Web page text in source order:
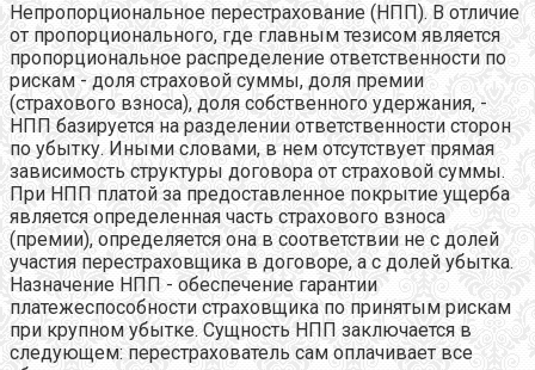
Непропорциональное перестрахование (НПП). В отличие
от пропорционального, где главным тезисом является
пропорциональное распределение ответственности по
рискам - доля страховой суммы, доля премии
(страхового взноса), доля собственного удержания, -
НПП базируется на разделении ответственности сторон
по убытку. Иными словами, в нем отсутствует прямая
зависимость структуры договора от страховой суммы.
При НПП платой за предоставленное покрытие ущерба
является определенная часть страхового взноса
(премии), определяется она в соответствии не с долей
участия перестраховщика в договоре, а с долей убытка.
Назначение НПП - обеспечение гарантии
платежеспособности страховщика по принятым рискам
при крупном убытке. Сущность НПП заключается в
следующем: перестрахователь сам оплачивает все